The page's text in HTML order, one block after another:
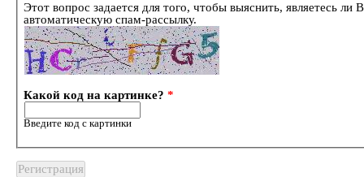
Этот вопрос задается для того, чтобы выяснить, являетесь ли
автоматическую спам-рассылку.
Какой код на картинке?*
Введите код с картинки